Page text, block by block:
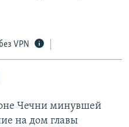
VPN
Чечни минувшей
на дом главы